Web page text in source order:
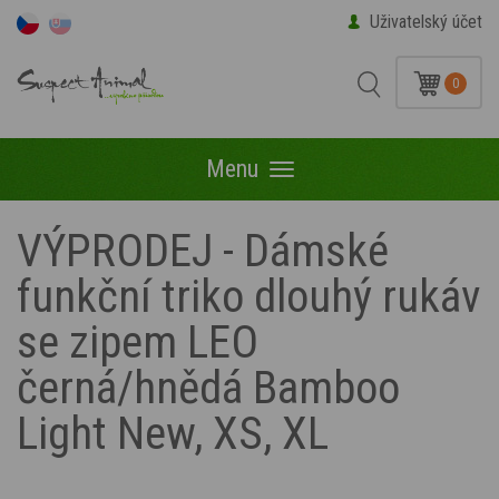
Uživatelský účet
0
Menu Menu
VÝPRODEJ - Dámské
funkční triko dlouhý rukáv
se zipem LEO
černá/hnědá Bamboo
Light New, XS, XL